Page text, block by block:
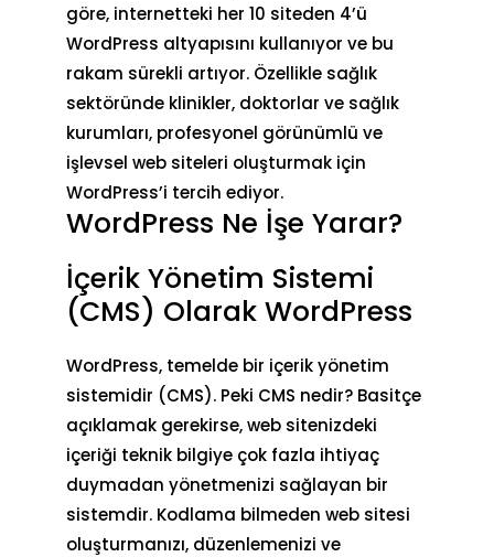
göre, internetteki her 10 siteden 4’ü
WordPress altyapısını kullanıyor ve bu
rakam sürekli artıyor. Özellikle sağlık
sektöründe klinikler, doktorlar ve sağlık
kurumları, profesyonel görünümlü ve
işlevsel web siteleri oluşturmak için
WordPress’i tercih ediyor.
WordPress Ne İşe Yarar?
İçerik Yönetim Sistemi
(CMS) Olarak WordPress
WordPress, temelde bir içerik yönetim
sistemidir (CMS). Peki CMS nedir? Basitçe
açıklamak gerekirse, web sitenizdeki
içeriği teknik bilgiye çok fazla ihtiyaç
duymadan yönetmenizi sağlayan bir
sistemdir. Kodlama bilmeden web sitesi
oluşturmanızı, düzenlemenizi ve